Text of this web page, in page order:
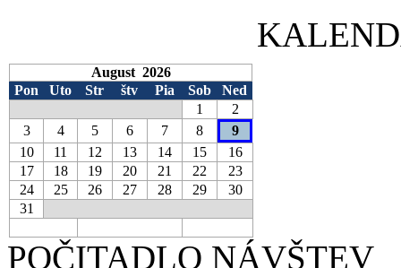
August 2026
Pon
Uto Str štv Pia Sob
Ned
1
2
3
4 5 6 7 8
9
10
11 12 13 14 15
16
17
18 19 20 21 22
23
24
25 26 27 28 29
30
31
POČITADLO NÁVŠTEV